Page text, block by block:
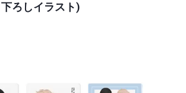
ろしイラスト)